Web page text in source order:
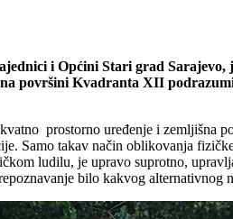
i Općini Stari grad
površini Kvadranta XII
prostorno uređenje i zemljišna
Samo takav način oblikovanja
ludilu, je upravo suprotno,
bilo kakvog